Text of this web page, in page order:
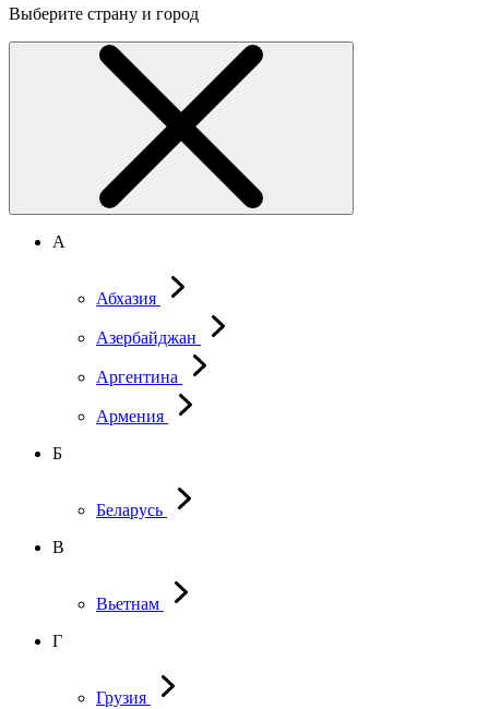
Выберите страну и город
А
Абхазия
Азербайджан
Аргентина
Армения
Б
Беларусь
В
Вьетнам
Г
Грузия